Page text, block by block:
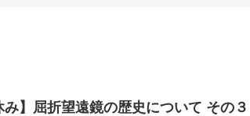
み】屈折望遠鏡の歴史について その３